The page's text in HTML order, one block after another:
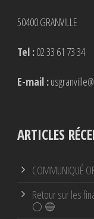
50400 GRANVILLE
Tel :02 33 61 73 34
E-mail :
ARTICLES
COMMUNIQUÉ
Retour sur les
⚪ 🔵